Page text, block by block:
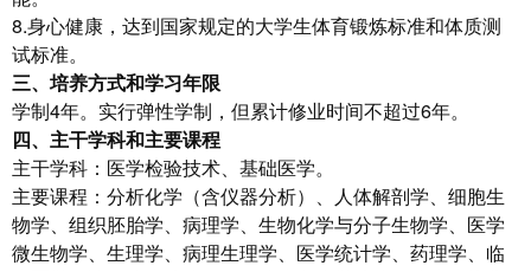
8.身心健康，达到国家规定的大学生体育锻炼标准和体质测
试标准。
三、培养方式和学习年限
学制4年。实行弹性学制，但累计修业时间不超过6年。
四、主干学科和主要课程
主干学科：医学检验技术、基础医学。
主要课程：分析化学（含仪器分析）、人体解剖学、细胞生
物学、组织胚胎学、病理学、生物化学与分子生物学、医学
微生物学、生理学、病理生理学、医学统计学、药理学、临